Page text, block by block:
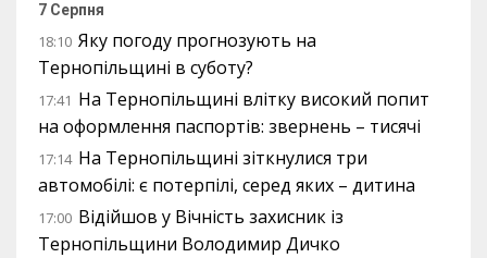
7 Серпня
18:10 Яку погоду прогнозують на
Тернопільщині в суботу?
17:41 На Тернопільщині влітку високий попит
на оформлення паспортів: звернень – тисячі
17:14 На Тернопільщині зіткнулися три
автомобілі: є потерпілі, серед яких – дитина
17:00 Відійшов у Вічність захисник із
Тернопільщини Володимир Дичко